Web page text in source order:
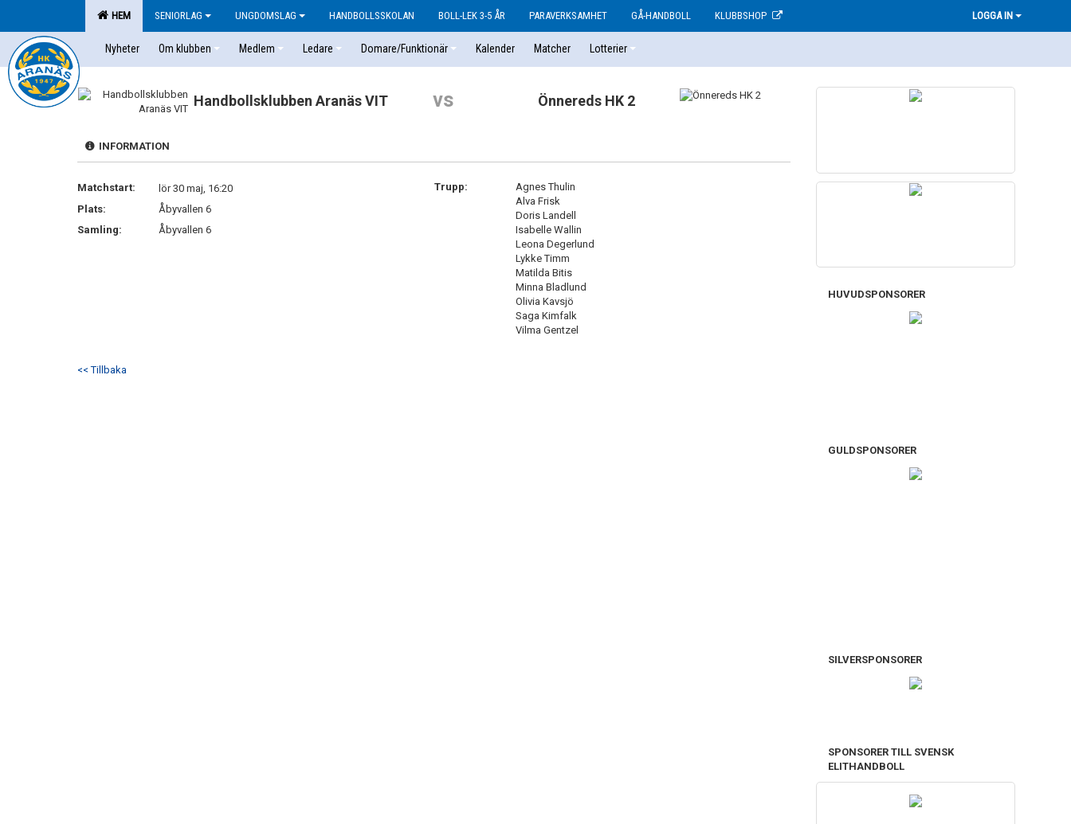
HEM SENIORLAG UNGDOMSLAG HANDBOLLSSKOLAN BOLL-LEK 3-5 ÅR PARAVERKSAMHET GÅ-HANDBOLL KLUBBSHOP LOGGA IN
Nyheter Om klubben Medlem Ledare Domare/Funktionär Kalender Matcher Lotterier
Handbollsklubben Aranäs VIT vs Önnereds HK 2
INFORMATION
Matchstart:
lör 30 maj, 16:20
Plats:
Åbyvallen 6
Samling:
Åbyvallen 6
Trupp:
Agnes Thulin
Alva Frisk
Doris Landell
Isabelle Wallin
Leona Degerlund
Lykke Timm
Matilda Bitis
Minna Bladlund
Olivia Kavsjö
Saga Kimfalk
Vilma Gentzel
<< Tillbaka
HUVUDSPONSORER
GULDSPONSORER
SILVERSPONSORER
SPONSORER TILL SVENSK
ELITHANDBOLL